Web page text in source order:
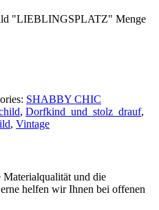
"LIEBLINGSPLATZ" Menge
SHABBY CHIC
, Dorfkind_und_stolz_drauf,
, Vintage
Materialqualität und die
helfen wir Ihnen bei offenen